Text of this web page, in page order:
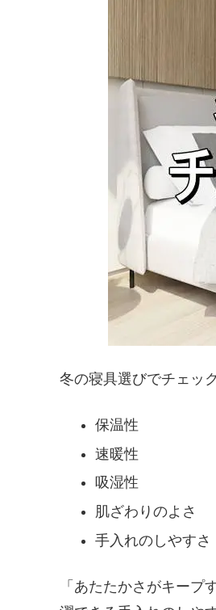
冬の寝具選びでチェッ
保温性
速暖性
吸湿性
肌ざわりのよさ
手入れのしやすさ
「あたたかさがキー